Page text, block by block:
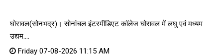
घोरावल(सोनभद्र)। सोनांचल इंटरमीडिएट कॉलेज घोरावल में लघु एवं मध्यम
उद्यम....
Friday 07-08-2026 11:15 AM